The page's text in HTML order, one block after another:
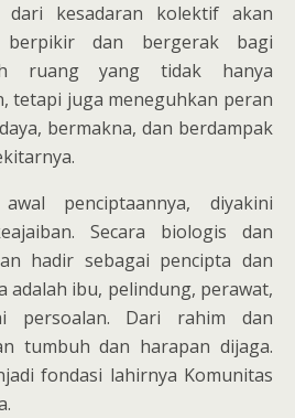
kesadaran kolektif akan
berpikir dan bergerak bagi
ruang yang tidak hanya
tetapi juga meneguhkan peran
bermakna, dan berdampak
penciptaannya, diyakini
Secara biologis dan
hadir sebagai pencipta dan
adalah ibu, pelindung, perawat,
persoalan. Dari rahim dan
tumbuh dan harapan dijaga.
fondasi lahirnya Komunitas